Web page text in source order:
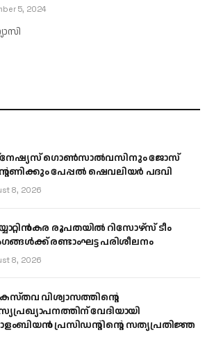
5, 2024
ഗൊൺസാൽവസിനും ജോസ്
പേപ്പൽ ഷെവലിയർ പദവി
8, 2026
രൂപതയിൽ റിസോഴ്സ് ടീം
രണ്ടാംഘട്ട പരിശീലനം
8, 2026
വിശ്വാസത്തിന്റെ
വേദിയായി
പ്രസിഡന്റിന്റെ സത്യപ്രതിജ്ഞ